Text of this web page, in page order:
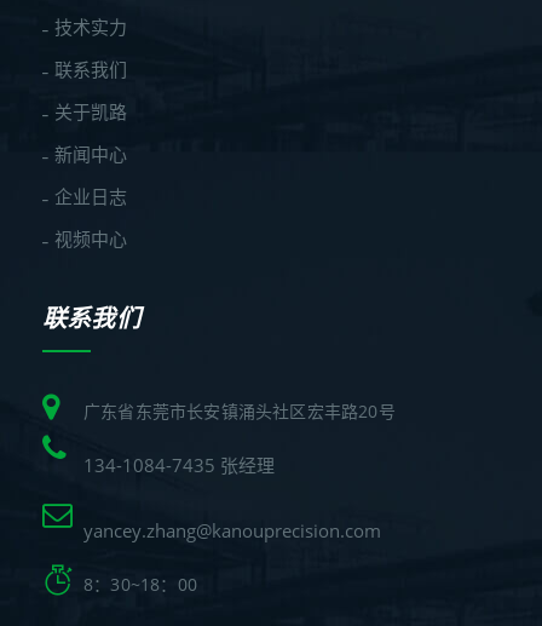
技术实力
联系我们
关于凯路
新闻中心
企业日志
视频中心
联系我们
广东省东莞市长安镇涌头社区宏丰路20号
134-1084-7435 张经理
yancey.zhang@kanouprecision.com
8：30~18：00